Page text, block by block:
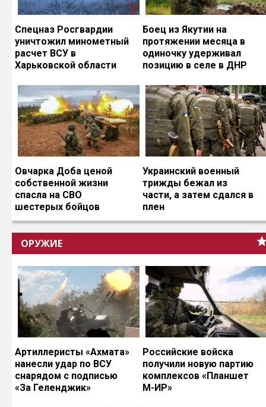
Спецназ Росгвардии
уничтожил минометный
расчет ВСУ в
Харьковской области
Боец из Якутии на
протяжении месяца в
одиночку удерживал
позицию в селе в ДНР
Овчарка Доба ценой
собственной жизни
спасла на СВО
шестерых бойцов
Украинский военный
трижды бежал из
части, а затем сдался в
плен
ОРУЖИЕ
Артиллеристы «Ахмата»
нанесли удар по ВСУ
снарядом с подписью
«За Геленджик»
Российские войска
получили новую партию
комплексов «Планшет
М-ИР»